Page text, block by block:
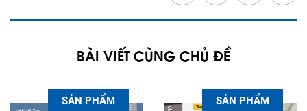
BÀI VIẾT CÙNG CHỦ ĐỀ
SẢN PHẨM SẢN PHẨM